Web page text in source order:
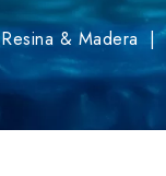
Resina & Madera